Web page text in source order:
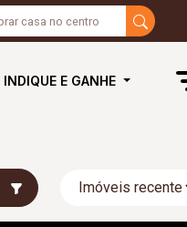
INDIQUE E GANHE